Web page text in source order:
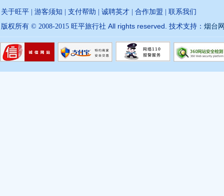
关于旺平 游客须知 支付帮助 诚聘英才 合作加盟
联系我们
版权所有 © 2008-2015 旺平旅行社 All rights reserved. 技术支持： 烟台